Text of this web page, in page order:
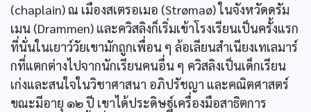
(chaplain) ณ เมืองสเตรอเมอ (Strømaø) ในจังหวัดดรัม
เมน (Drammen) และควิสลิงก็เริ่มเข้าโรงเรียนเป็นครั้งแรก
ที่นั่นในเยาว์วัยเขามักถูกเพื่อน ๆ ล้อเลียนสำเนียงเทเลมาร์
กที่แตกต่างไปจากนักเรียนคนอื่น ๆ ควิสลิงเป็นเด็กเรียน
เก่งและสนใจในวิชาศาสนา อภิปรัชญา และคณิตศาสตร์
ขณะมีอายุ ๑๒ ปี เขาได้ประดิษฐ์เครื่องมือสาธิตการ